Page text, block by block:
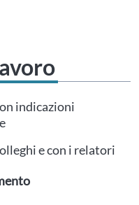
indicazioni
e con i relatori